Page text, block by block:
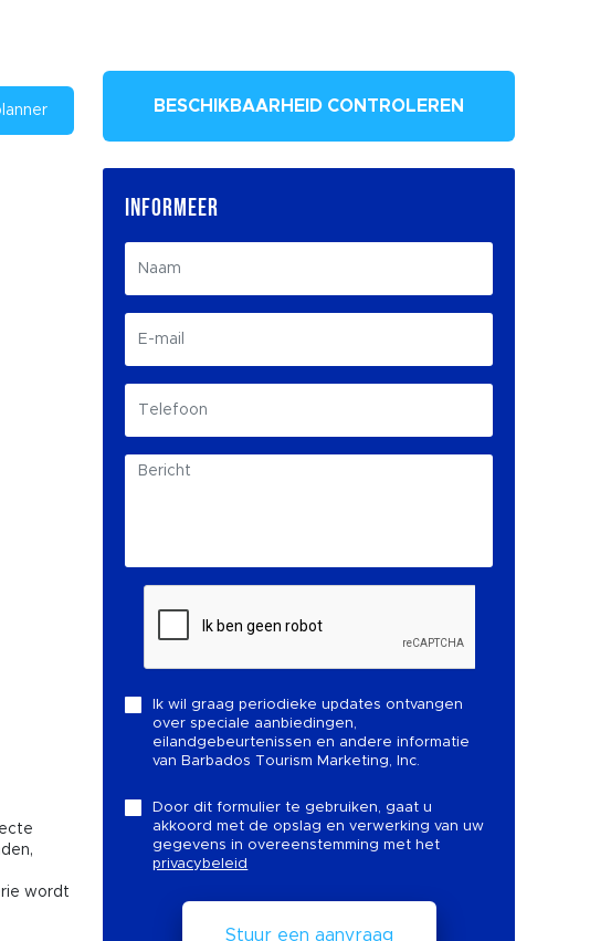
wordt
BESCHIKBAARHEID CONTROLEREN
INFORMEER
Ik wil graag periodieke updates ontvangen
over speciale aanbiedingen,
eilandgebeurtenissen en andere informatie
van Barbados Tourism Marketing, Inc.
Door dit formulier te gebruiken, gaat u
akkoord met de opslag en verwerking van uw
gegevens in overeenstemming met het
privacybeleid